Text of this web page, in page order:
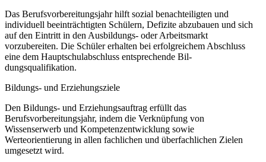
Das Berufsvorbereitungsjahr hilft sozial benachteiligten und
individuell beeinträchtigten Schülern, Defizite abzubauen und sich
auf den Eintritt in den Ausbildungs- oder Arbeitsmarkt
vorzubereiten. Die Schüler erhalten bei erfolgreichem Abschluss
eine dem Hauptschulabschluss entsprechende Bil-
dungsqualifikation.
Bildungs- und Erziehungsziele
Den Bildungs- und Erziehungsauftrag erfüllt das
Berufsvorbereitungsjahr, indem die Verknüpfung von
Wissenserwerb und Kompetenzentwicklung sowie
Werteorientierung in allen fachlichen und überfachlichen Zielen
umgesetzt wird.